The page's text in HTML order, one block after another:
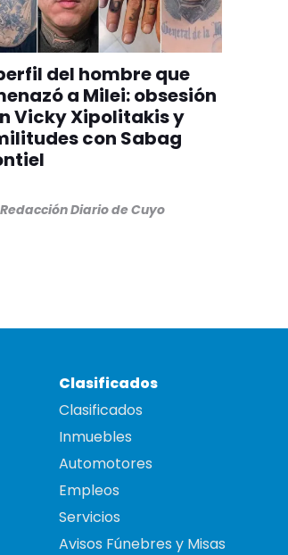
del hombre que
a Milei: obsesión
Vicky Xipolitakis y
con Sabag
Redacción Diario de Cuyo
Clasificados
Clasificados
Inmuebles
Automotores
Empleos
Servicios
Avisos Fúnebres y Misas